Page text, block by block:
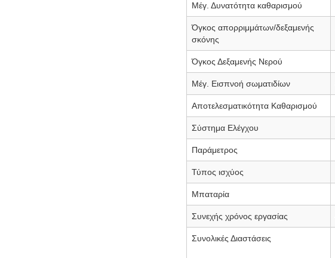
Μέγ. Δυνατότητα καθαρισμού
Όγκος απορριμμάτων/δεξαμενής
σκόνης
Όγκος Δεξαμενής Νερού
Μέγ. Εισπνοή σωματιδίων
Αποτελεσματικότητα Καθαρισμού
Σύστημα Ελέγχου
Παράμετρος
Τύπος ισχύος
Μπαταρία
Συνεχής χρόνος εργασίας
Συνολικές Διαστάσεις